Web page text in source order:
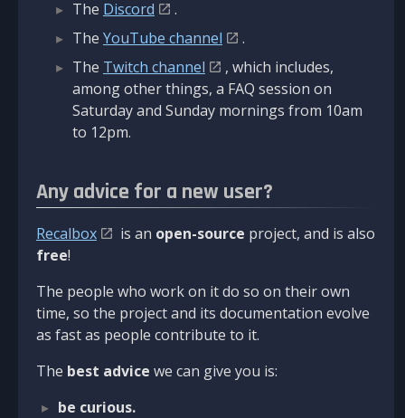
The Discord
.
The YouTube channel
.
The Twitch channel
, which includes,
among other things, a FAQ session on
Saturday and Sunday mornings from 10am
to 12pm.
Any advice for a new user?
Recalbox is an open-source project, and is also
free!
The people who work on it do so on their own
time, so the project and its documentation evolve
as fast as people contribute to it.
The best advice we can give you is:
be curious.